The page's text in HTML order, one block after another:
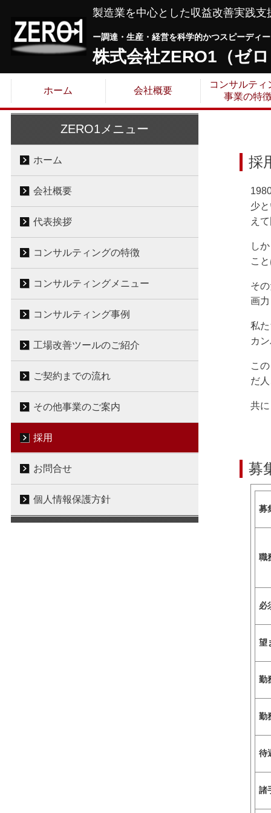
製造業を中心とした収益改善実践
ー調達・生産・経営を科学的かつスピーディ
株式会社ZERO1（ゼ
ホーム 会社概要
コンサルティ
事業の特
採
少
え
し
こ
そ
画
私
カ
こ
だ
共
募
募
職
必
望
勤
勤
待
諸
ZERO1メニュー
ホーム
会社概要
代表挨拶
コンサルティングの特徴
コンサルティングメニュー
コンサルティング事例
工場改善ツールのご紹介
ご契約までの流れ
その他事業のご案内
採用
お問合せ
個人情報保護方針